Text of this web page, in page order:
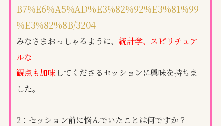
B7%E6%A5%AD%E3%82%92%E3%81%99
%E3%82%8B/3204
みなさまおっしゃるように、 統計学、スピリチュア
ルな
観点も加味 してくださるセッションに興味を持ちま
した。
2：セッション前に悩んでいたことは何ですか？